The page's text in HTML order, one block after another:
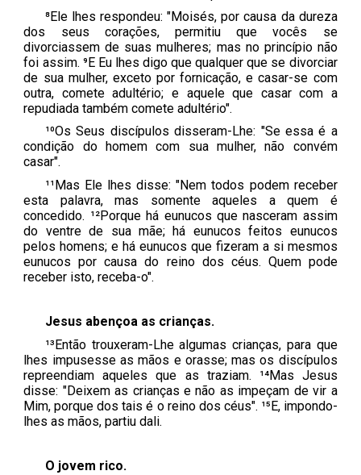
⁸Ele lhes respondeu: "Moisés, por causa da dureza
dos seus corações, permitiu que vocês se
divorciassem de suas mulheres; mas no princípio não
foi assim. ⁹E Eu lhes digo que qualquer que se divorciar
de sua mulher, exceto por fornicação, e casar-se com
outra, comete adultério; e aquele que casar com a
repudiada também comete adultério".
¹⁰Os Seus discípulos disseram-Lhe: "Se essa é a
condição do homem com sua mulher, não convém
casar".
¹¹Mas Ele lhes disse: "Nem todos podem receber
esta palavra, mas somente aqueles a quem é
concedido. ¹²Porque há eunucos que nasceram assim
do ventre de sua mãe; há eunucos feitos eunucos
pelos homens; e há eunucos que fizeram a si mesmos
eunucos por causa do reino dos céus. Quem pode
receber isto, receba-o".
Jesus abençoa as crianças.
¹³Então trouxeram-Lhe algumas crianças, para que
lhes impusesse as mãos e orasse; mas os discípulos
repreendiam aqueles que as traziam. ¹⁴Mas Jesus
disse: "Deixem as crianças e não as impeçam de vir a
Mim, porque dos tais é o reino dos céus". ¹⁵E, impondo-
lhes as mãos, partiu dali.
O jovem rico.